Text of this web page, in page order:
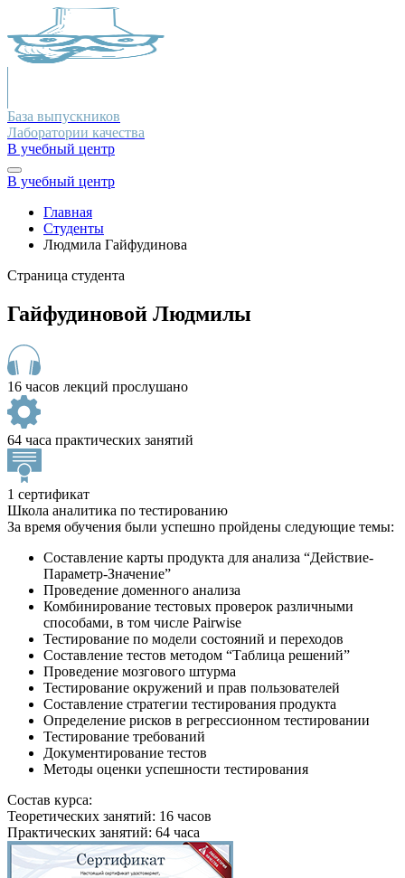
База выпускников
Лаборатории качества
В учебный центр
В учебный центр
Главная
Студенты
Людмила Гайфудинова
Страница студента
Гайфудиновой Людмилы
16 часов лекций прослушано
64 часа практических занятий
1 сертификат
Школа аналитика по тестированию
За время обучения были успешно пройдены следующие темы:
Составление карты продукта для анализа “Действие-
Параметр-Значение”
Проведение доменного анализа
Комбинирование тестовых проверок различными
способами, в том числе Pairwise
Тестирование по модели состояний и переходов
Составление тестов методом “Таблица решений”
Проведение мозгового штурма
Тестирование окружений и прав пользователей
Составление стратегии тестирования продукта
Определение рисков в регрессионном тестировании
Тестирование требований
Документирование тестов
Методы оценки успешности тестирования
Состав курса:
Теоретических занятий: 16 часов
Практических занятий: 64 часа